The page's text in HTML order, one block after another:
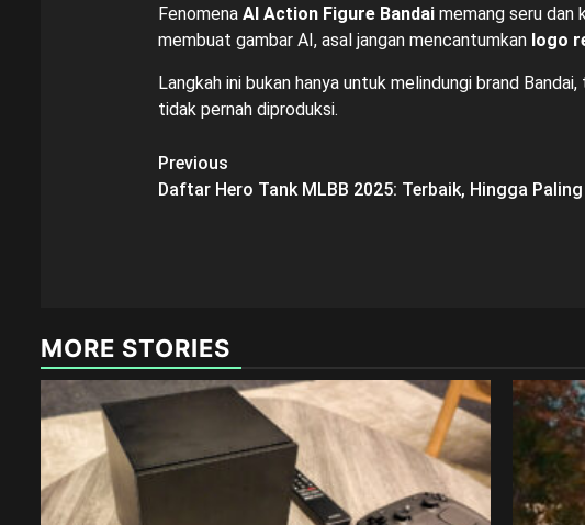
Fenomena AI Action Figure Bandaimemang seru dan
membuat gambar AI, asal jangan mencantumkan logo
Langkah ini bukan hanya untuk melindungi brand
tidak pernah diproduksi.
Post
navigation
Previous
Daftar Hero Tank MLBB 2025: Terbaik, Hingga
MORE STORIES